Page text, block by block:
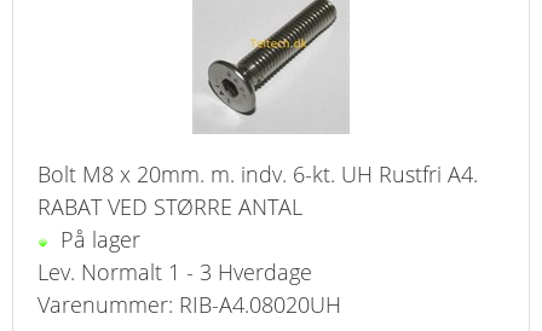
Bolt M8 x 20mm. m. indv. 6-kt. UH Rustfri A4.
RABAT VED STØRRE ANTAL
På lager
Lev. Normalt 1 - 3 Hverdage
Varenummer: RIB-A4.08020UH